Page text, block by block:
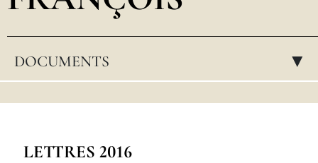
POLSKI
DOCUMENTS ▸
LETTRES 2016